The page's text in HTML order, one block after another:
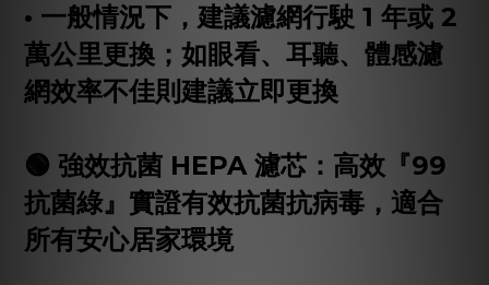
• 一般情況下，建議濾網行駛 1 年或 2
萬公里更換；如眼看、耳聽、體感濾
網效率不佳則建議立即更換
🟢 強效抗菌 HEPA 濾芯：高效『99
抗菌綠』實證有效抗菌抗病毒，適合
所有安心居家環境